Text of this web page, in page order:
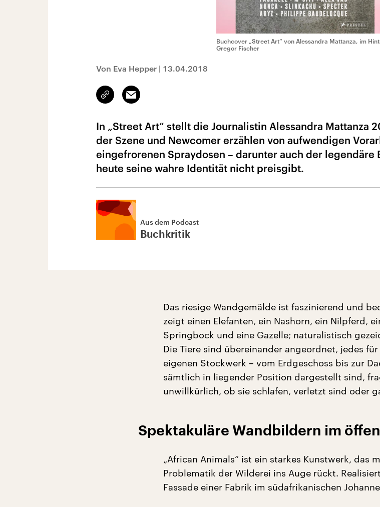
Buchcover „Street Art“ von Alessandra Mattanza, im
Gregor Fischer
Von Eva Hepper | 13.04.2018
Link
kopieren/teilen
Email
In „Street Art“ stellt die Journalistin Alessandra Mattanza
der Szene und Newcomer erzählen von aufwendigen
eingefrorenen Spraydosen – darunter auch der legendäre
heute seine wahre Identität nicht preisgibt.
Aus dem Podcast
Buchkritik
Das riesige Wandgemälde ist faszinierend und
zeigt einen Elefanten, ein Nashorn, ein Nilpferd,
Springbock und eine Gazelle; naturalistisch
Die Tiere sind übereinander angeordnet, jedes
eigenen Stockwerk – vom Erdgeschoss bis zur
sämtlich in liegender Position dargestellt sind,
unwillkürlich, ob sie schlafen, verletzt sind oder
Spektakuläre Wandbildern im
„African Animals“ ist ein starkes Kunstwerk, das
Problematik der Wilderei ins Auge rückt.
Fassade einer Fabrik im südafrikanischen